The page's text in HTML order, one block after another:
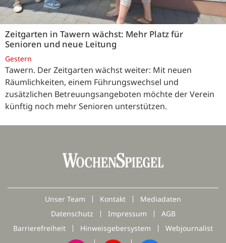
Zeitgarten in Tawern wächst: Mehr Platz für
Senioren und neue Leitung
Gestern
Tawern. Der Zeitgarten wächst weiter: Mit neuen
Räumlichkeiten, einem Führungswechsel und
zusätzlichen Betreuungsangeboten möchte der Verein
künftig noch mehr Senioren unterstützen.
Unser Team Kontakt
Mediadaten
Datenschutz
Impressum
AGB
Barrierefreiheit
Hinweisgebersystem Webjournalist